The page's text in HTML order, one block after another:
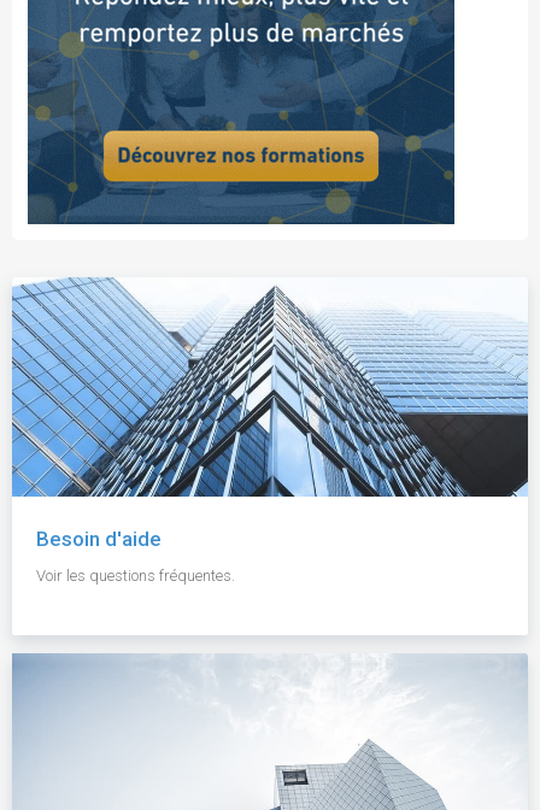
Besoin d'aide
Voir les questions fréquentes.